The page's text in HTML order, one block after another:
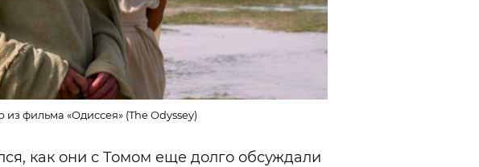
из фильма «Одиссея» (The Odyssey)
как они с Томом еще долго обсуждали